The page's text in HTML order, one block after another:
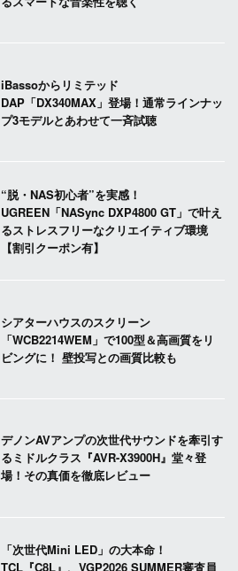
iBassoからリミテッド
DAP「DX340MAX」登場！通常ラインナッ
プ3モデルとあわせて一斉試聴
“脱・NAS初心者”を実感！
UGREEN「NASync DXP4800 GT」で叶え
るストレスフリーなクリエイティブ環境
【割引クーポン有】
シアターハウスのスクリーン
「WCB2214WEM」で100型＆高画質をリ
ビングに！ 壁投写との画質比較も
デノンAVアンプの次世代サウンドを牽引す
るミドルクラス『AVR-X3900H』堂々登
場！その真価を徹底レビュー
「次世代Mini LED」の大本命！
TCL『C8L』、VGP2026 SUMMER審査員